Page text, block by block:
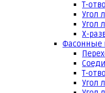
Т-
Угол
Угол
Х-
Фасонные
Т-
Угол